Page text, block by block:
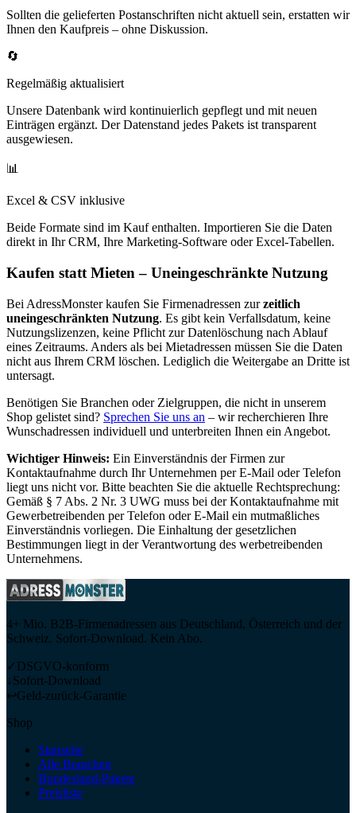
Sollten die gelieferten Postanschriften nicht aktuell sein, erstatten wir
Ihnen den Kaufpreis – ohne Diskussion.
🔄
Regelmäßig aktualisiert
Unsere Datenbank wird kontinuierlich gepflegt und mit neuen
Einträgen ergänzt. Der Datenstand jedes Pakets ist transparent
ausgewiesen.
📊
Excel & CSV inklusive
Beide Formate sind im Kauf enthalten. Importieren Sie die Daten
direkt in Ihr CRM, Ihre Marketing-Software oder Excel-Tabellen.
Kaufen statt Mieten – Uneingeschränkte Nutzung
Bei AdressMonster kaufen Sie Firmenadressen zur zeitlich
uneingeschränkten Nutzung. Es gibt kein Verfallsdatum, keine
Nutzungslizenzen, keine Pflicht zur Datenlöschung nach Ablauf
eines Zeitraums. Anders als bei Mietadressen müssen Sie die Daten
nicht aus Ihrem CRM löschen. Lediglich die Weitergabe an Dritte ist
untersagt.
Benötigen Sie Branchen oder Zielgruppen, die nicht in unserem
Shop gelistet sind? Sprechen Sie uns an – wir recherchieren Ihre
Wunschadressen individuell und unterbreiten Ihnen ein Angebot.
Wichtiger Hinweis: Ein Einverständnis der Firmen zur
Kontaktaufnahme durch Ihr Unternehmen per E-Mail oder Telefon
liegt uns nicht vor. Bitte beachten Sie die aktuelle Rechtsprechung:
Gemäß § 7 Abs. 2 Nr. 3 UWG muss bei der Kontaktaufnahme mit
Gewerbetreibenden per Telefon oder E-Mail ein mutmaßliches
Einverständnis vorliegen. Die Einhaltung der gesetzlichen
Bestimmungen liegt in der Verantwortung des werbetreibenden
Unternehmens.
4+ Mio. B2B-Firmenadressen aus Deutschland, Österreich und der
Schweiz. Sofort-Download. Kein Abo.
✓ DSGVO-konform
↓Sofort-Download
↩Geld-zurück-Garantie
Shop
Startseite
Alle Branchen
Bundesland-Pakete
Preisliste